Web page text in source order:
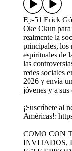
Ep-51 Erick
Oke Okun para
realmente la
principales, los
espirituales de
las
redes sociales
2026 y envía
jóvenes y a sus
¡Suscríbete al
Américas!:
COMO CON
INVITADOS,